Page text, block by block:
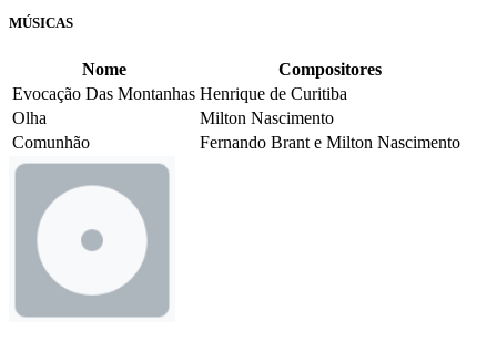
MÚSICAS
Nome
Compositores
Evocação Das Montanhas Henrique de Curitiba
Olha
Milton Nascimento
Comunhão
Fernando Brant e Milton Nascimento